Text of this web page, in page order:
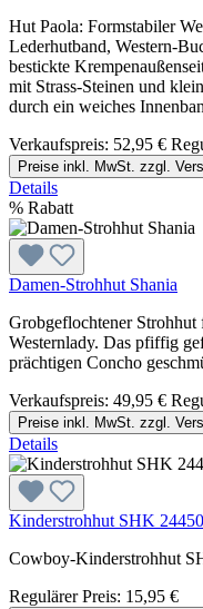
Hut Paola: Formstabiler
Lederhutband, Western-
bestickte
mit Strass-Steinen und
durch ein weiches
Verkaufspreis: 52,95 €
Preise inkl. MwSt. zzgl.
Details
% Rabatt
Damen-Strohhut Shania
Grobgeflochtener Strohhut
Westernlady. Das pfiffig
prächtigen Concho
Verkaufspreis: 49,95 €
Preise inkl. MwSt. zzgl.
Details
Kinderstrohhut SHK 24450
Cowboy-Kinderstrohhut
Regulärer Preis: 15,95 €